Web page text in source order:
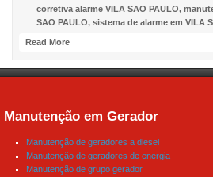
corretiva alarme VILA SAO PAULO,
SAO PAULO, sistema de alarme em VILA
Read More
Manutenção em Gerador
Manutenção de geradores a diesel
Manutenção de geradores de energia
Manutenção de grupo gerador